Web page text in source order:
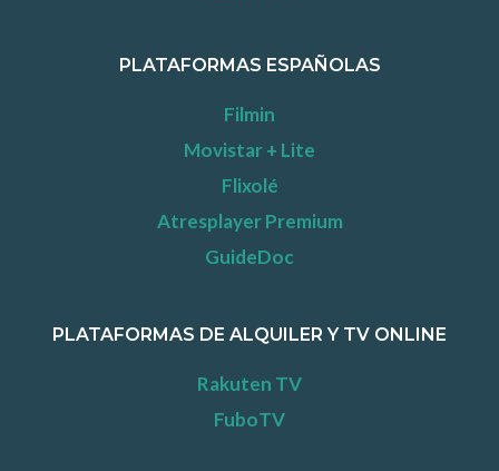
PLATAFORMAS ESPAÑOLAS
Filmin
Movistar + Lite
Flixolé
Atresplayer Premium
GuideDoc
PLATAFORMAS DE ALQUILER Y TV ONLINE
Rakuten TV
FuboTV